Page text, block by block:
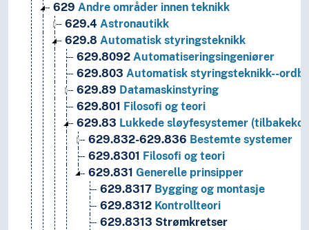
629 Andre områder innen teknikk
629.4 Astronautikk
629.8 Automatisk styringsteknikk
629.8092 Automatiseringsingeniører
629.803 Automatisk styringsteknikk--
629.89 Datamaskinstyring
629.801 Filosofi og teori
629.83 Lukkede sløyfesystemer
629.832-629.836 Bestemte systemer
629.8301 Filosofi og teori
629.831 Generelle prinsipper
629.8317 Bygging og montasje
629.8312 Kontrollteori
629.8313 Strømkretser